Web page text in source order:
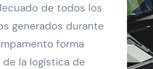
de todos los
generados durante
forma
la logística de